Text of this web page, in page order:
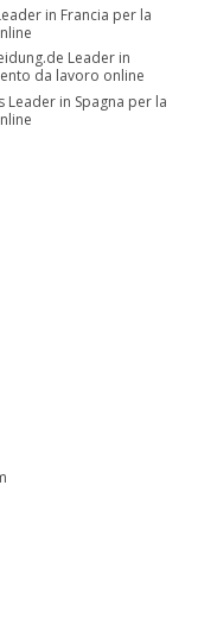
in Francia per la
Leader in
da lavoro online
Leader in Spagna per la